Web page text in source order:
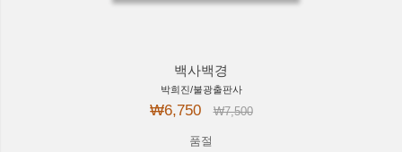
백사백경
박희진/불광출판사
₩6,750 ₩7,500
품절